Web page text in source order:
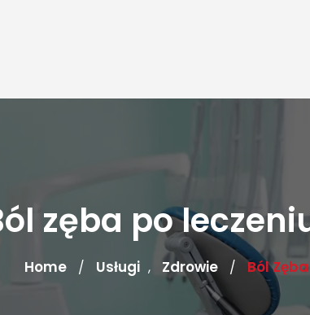
zęba po
Home / Usługi , Zdrowie / Ból